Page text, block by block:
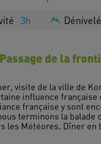
3h Dénivelé
de la
visite de la ville de
influence
française y sont
terminons la balade
les Météores. Dîner en